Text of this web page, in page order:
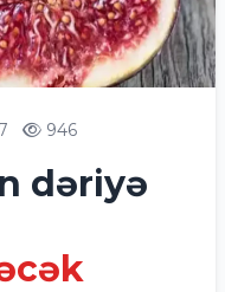
946
dəriyə